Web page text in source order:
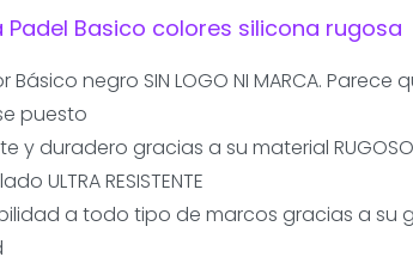
Padel Basico colores silicona rugosa
Básico negro SIN LOGO NI MARCA. Parece
puesto
y duradero gracias a su material RUGOSO
ULTRA RESISTENTE
a todo tipo de marcos gracias a su